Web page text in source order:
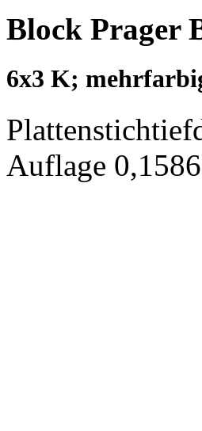
Block Prager
6x3 K;
Auflage